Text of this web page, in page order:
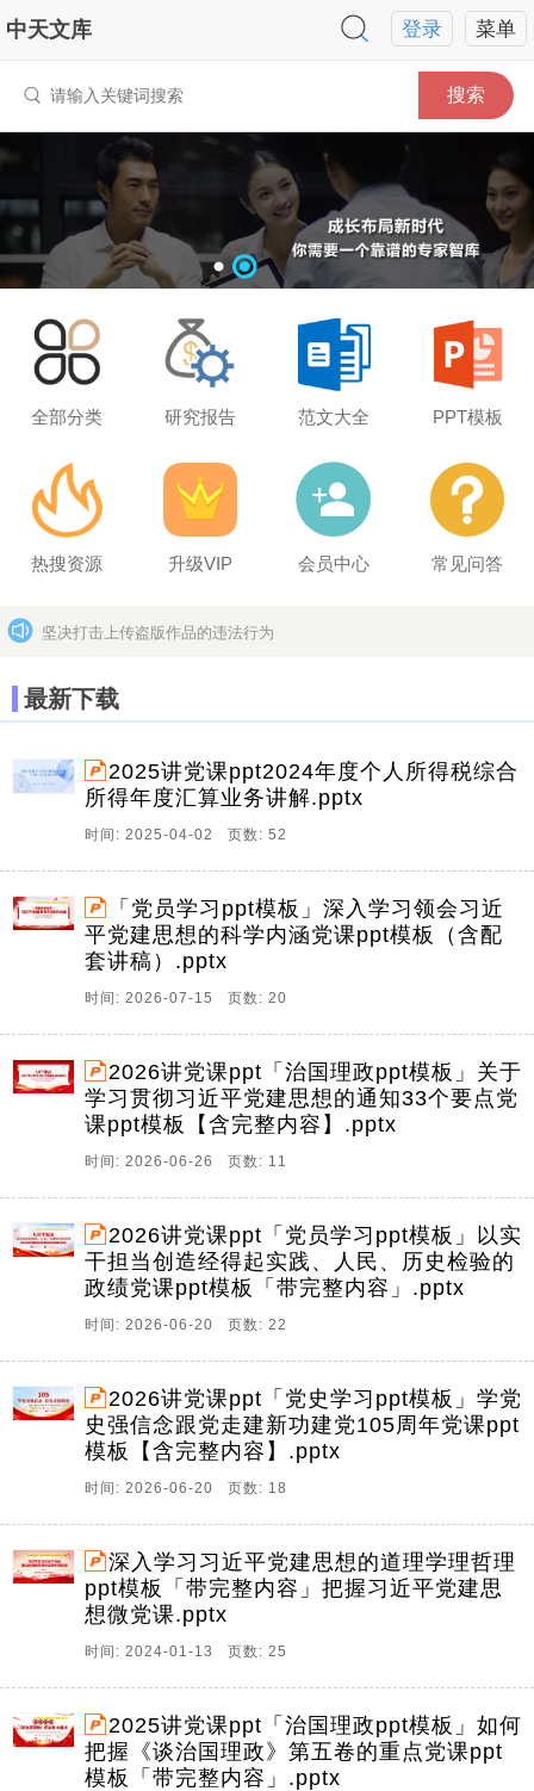
菜单
登录
中天文库
搜索
全部分类 研究报告 范文大全 PPT模板
热搜资源 升级VIP 会员中心 常见问答
坚决打击上传盗版作品的违法行为
最新下载
2025讲党课ppt2024年度个人所得税综合
所得年度汇算业务讲解.pptx
时间: 2025-04-02 页数: 52
「党员学习ppt模板」深入学习领会习近
平党建思想的科学内涵党课ppt模板（含配
套讲稿）.pptx
时间: 2026-07-15 页数: 20
2026讲党课ppt「治国理政ppt模板」关于
学习贯彻习近平党建思想的通知33个要点党
课ppt模板【含完整内容】.pptx
时间: 2026-06-26 页数: 11
2026讲党课ppt「党员学习ppt模板」以实
干担当创造经得起实践、人民、历史检验的
政绩党课ppt模板「带完整内容」.pptx
时间: 2026-06-20 页数: 22
2026讲党课ppt「党史学习ppt模板」学党
史强信念跟党走建新功建党105周年党课ppt
模板【含完整内容】.pptx
时间: 2026-06-20 页数: 18
深入学习习近平党建思想的道理学理哲理
ppt模板「带完整内容」把握习近平党建思
想微党课.pptx
时间: 2024-01-13 页数: 25
2025讲党课ppt「治国理政ppt模板」如何
把握《谈治国理政》第五卷的重点党课ppt
模板「带完整内容」.pptx